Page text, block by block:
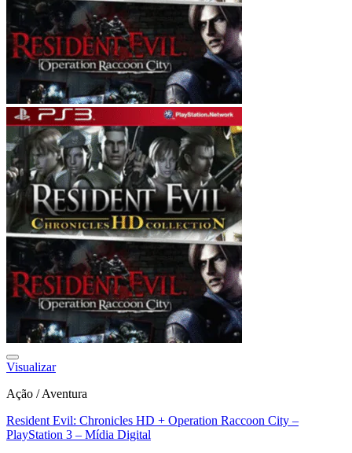
Visualizar
Ação / Aventura
Resident Evil: Chronicles HD + Operation Raccoon City –
PlayStation 3 – Mídia Digital